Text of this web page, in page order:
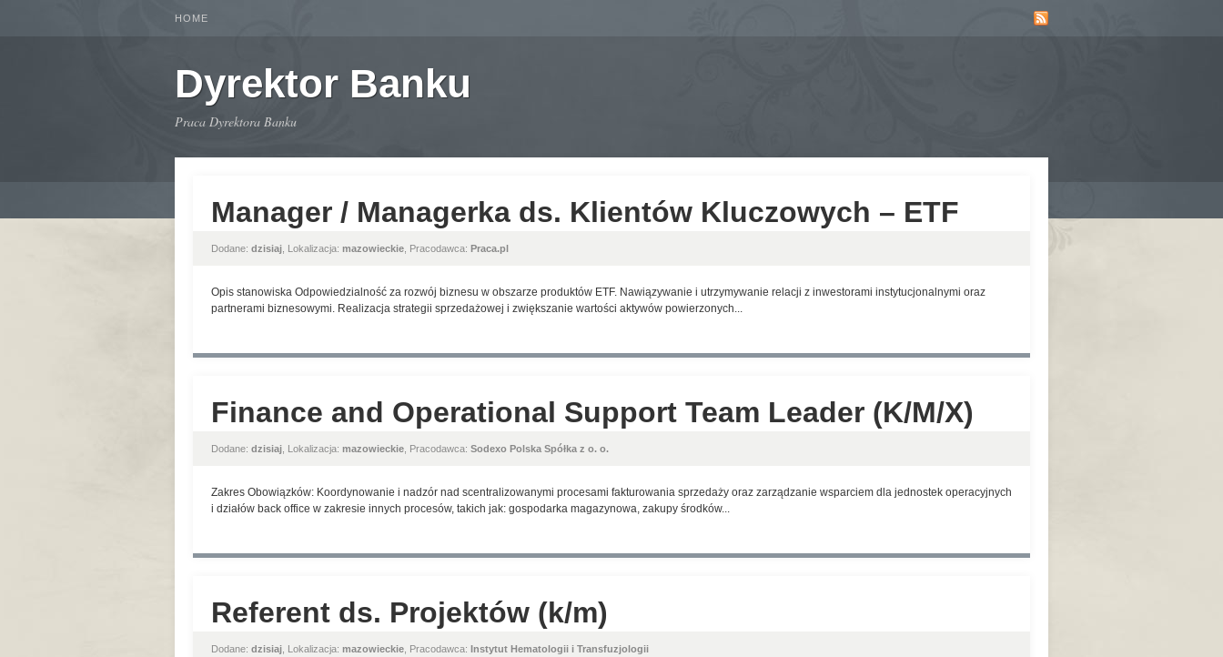
HOME
Dyrektor Banku
Praca Dyrektora Banku
Manager / Managerka ds. Klientów Kluczowych – ETF
Dodane: dzisiaj , Lokalizacja: mazowieckie , Pracodawca: Praca.pl
Opis stanowiska Odpowiedzialność za rozwój biznesu w obszarze produktów ETF. Nawiązywanie i utrzymywanie relacji z inwestorami instytucjonalnymi oraz
partnerami biznesowymi. Realizacja strategii sprzedażowej i zwiększanie wartości aktywów powierzonych...
Finance and Operational Support Team Leader (K/M/X)
Dodane: dzisiaj , Lokalizacja: mazowieckie , Pracodawca: Sodexo Polska Spółka z o. o.
Zakres Obowiązków: Koordynowanie i nadzór nad scentralizowanymi procesami fakturowania sprzedaży oraz zarządzanie wsparciem dla jednostek operacyjnych
i działów back office w zakresie innych procesów, takich jak: gospodarka magazynowa, zakupy środków...
Referent ds. Projektów (k/m)
Dodane: dzisiaj , Lokalizacja: mazowieckie , Pracodawca: Instytut Hematologii i Transfuzjologii